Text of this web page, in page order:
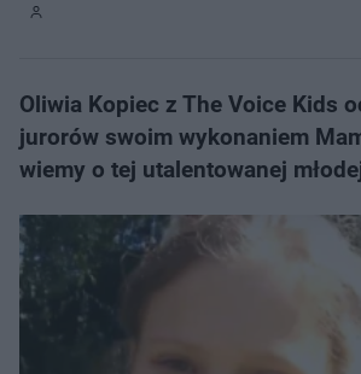
Oliwia Kopiec z The Voice Kids
jurorów swoim wykonaniem
wiemy o tej utalentowanej